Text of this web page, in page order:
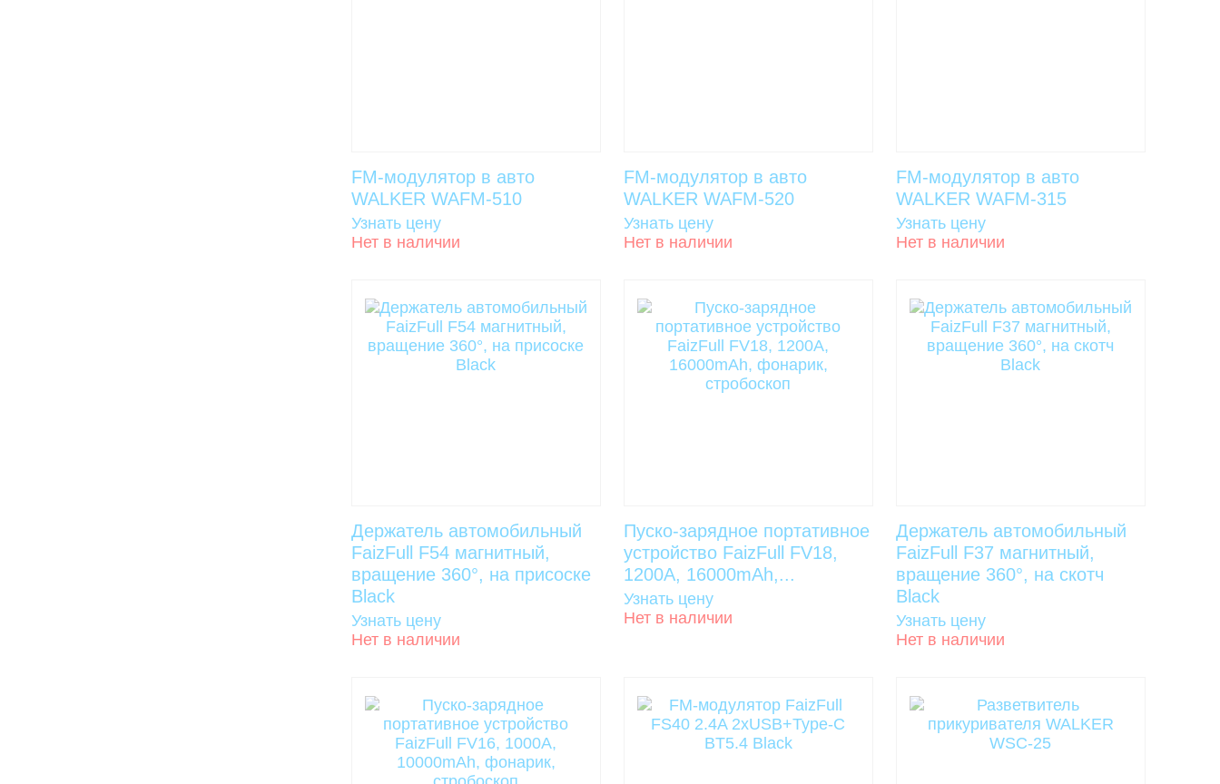
FM-модулятор в авто
WALKER WAFM-510
Узнать цену
Нет в наличии
FM-модулятор в авто
WALKER WAFM-520
Узнать цену
Нет в наличии
FM-модулятор в авто
WALKER WAFM-315
Узнать цену
Нет в наличии
Держатель автомобильный
FaizFull F54 магнитный,
вращение 360°, на присоске
Black
Узнать цену
Нет в наличии
Пуско-зарядное портативное
устройство FaizFull FV18,
1200A, 16000mAh,...
Узнать цену
Нет в наличии
Держатель автомобильный
FaizFull F37 магнитный,
вращение 360°, на скотч
Black
Узнать цену
Нет в наличии